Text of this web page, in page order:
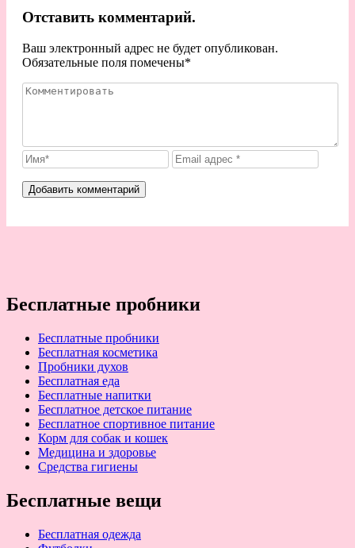
Отставить комментарий.
Ваш электронный адрес не будет опубликован.
Обязательные поля помечены*
Бесплатные пробники
Бесплатные пробники
Бесплатная косметика
Пробники духов
Бесплатная еда
Бесплатные напитки
Бесплатное детское питание
Бесплатное спортивное питание
Корм для собак и кошек
Медицина и здоровье
Средства гигиены
Бесплатные вещи
Бесплатная одежда